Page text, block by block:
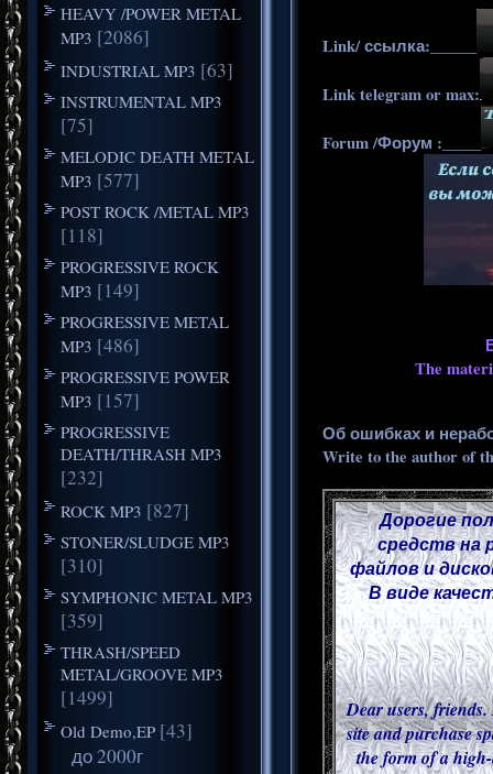
HEAVY /POWER METAL
MP3 [2086]
INDUSTRIAL MP3 [63]
INSTRUMENTAL MP3
[75]
MELODIC DEATH METAL
MP3 [577]
POST ROCK /METAL MP3
[118]
PROGRESSIVE ROCK
MP3 [149]
PROGRESSIVE METAL
MP3 [486]
PROGRESSIVE POWER
MP3 [157]
PROGRESSIVE
DEATH/THRASH MP3
[232]
ROCK MP3 [827]
STONER/SLUDGE MP3
[310]
SYMPHONIC METAL MP3
[359]
THRASH/SPEED
METAL/GROOVE MP3
[1499]
Old Demo,EP [43]
до 2000г
Link/ ссылка:______
Link telegram or max:
Forum /Форум :_____
The
Об ошибках и
Write to the author of
Дорогие
средств на
файлов и
В виде
Dear users,
site and purchase
the form of a